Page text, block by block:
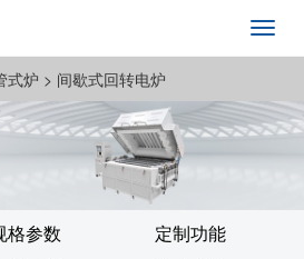
式炉 > 间歇式回转电炉
格参数
定制功能